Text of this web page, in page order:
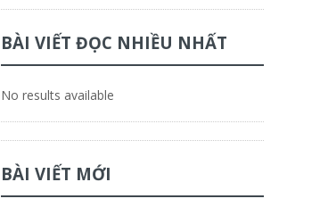
BÀI VIẾT ĐỌC NHIỀU NHẤT
No results available
BÀI VIẾT MỚI